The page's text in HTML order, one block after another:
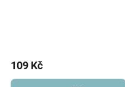
109 Kč